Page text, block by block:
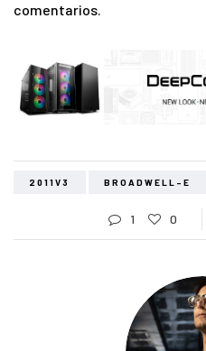
comentarios.
2011V3 BROADWELL-E
1 0